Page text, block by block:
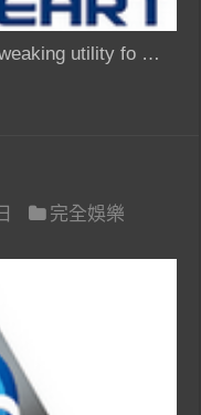
utility fo …
完全娛樂